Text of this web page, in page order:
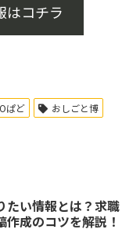
コチラ
ぱど おしごと博
たい情報とは？求職
作成のコツを解説！